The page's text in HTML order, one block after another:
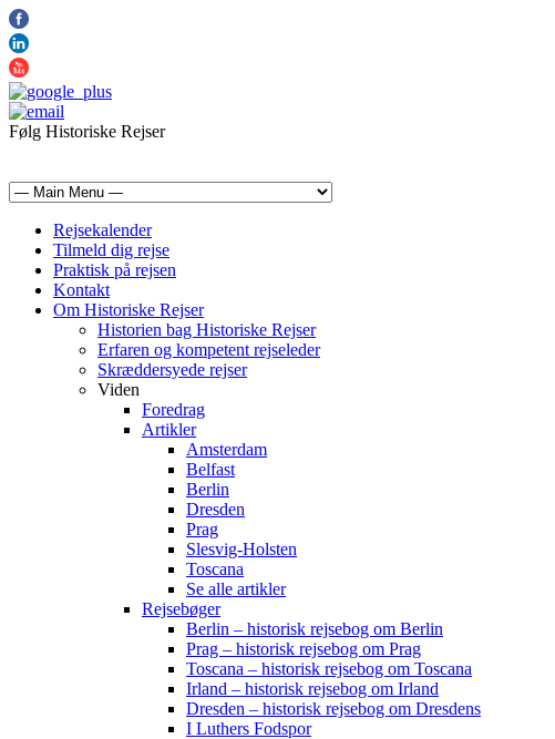
Følg Historiske Rejser
Rejsekalender
Tilmeld dig rejse
Praktisk på rejsen
Kontakt
Om Historiske Rejser
Historien bag Historiske Rejser
Erfaren og kompetent rejseleder
Skræddersyede rejser
Viden
Foredrag
Artikler
Amsterdam
Belfast
Berlin
Dresden
Prag
Slesvig-Holsten
Toscana
Se alle artikler
Rejsebøger
Berlin – historisk rejsebog om Berlin
Prag – historisk rejsebog om Prag
Toscana – historisk rejsebog om Toscana
Irland – historisk rejsebog om Irland
Dresden – historisk rejsebog om Dresdens
I Luthers Fodspor